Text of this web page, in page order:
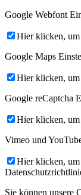
Google Webfont
Hier klicken, um
Google Maps
Hier klicken,
Google reCaptcha
Hier klicken, um
Vimeo und
Hier klicken, um
Sie können unsere